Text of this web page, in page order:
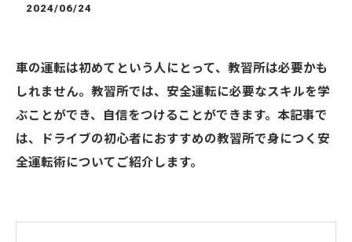
2024/06/24
車の運転は初めてという人にとって、教習所は必要かも
しれません。教習所では、安全運転に必要なスキルを学
ぶことができ、自信をつけることができます。本記事で
は、ドライブの初心者におすすめの教習所で身につく安
全運転術についてご紹介します。